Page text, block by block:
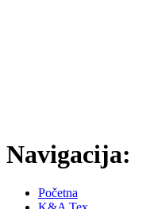
Navigacija:
Početna